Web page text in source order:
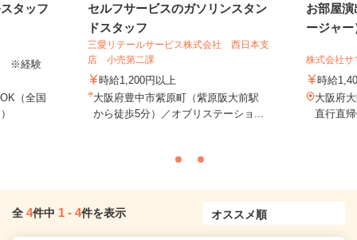
タッフ
※経験
（全国
セルフサービスのガソリンスタン
ドスタッフ
三愛リテールサービス株式会社 西日本支
店 小売第二課
時給1,200円以上
大阪府豊中市紫原町（紫原阪大前駅
から徒歩5分）／オブリステーショ...
お部屋
ージャー
株式会社サ
時給
大阪府
直行直
全 4件中 1 - 4件を表示